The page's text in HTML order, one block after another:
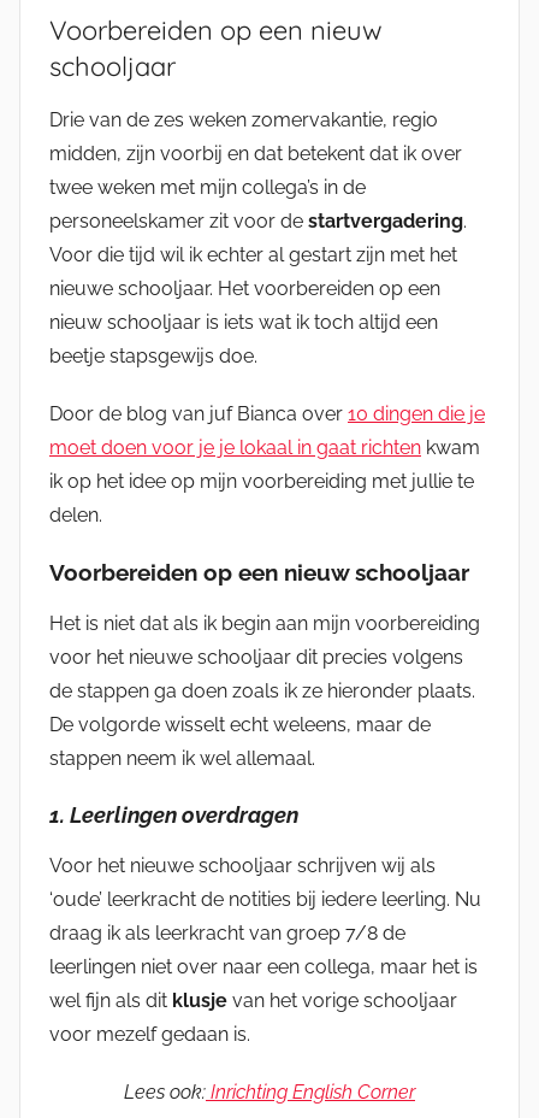
Voorbereiden op een nieuw
schooljaar
Drie van de zes weken zomervakantie, regio
midden, zijn voorbij en dat betekent dat ik over
twee weken met mijn collega’s in de
personeelskamer zit voor de startvergadering.
Voor die tijd wil ik echter al gestart zijn met het
nieuwe schooljaar. Het voorbereiden op een
nieuw schooljaar is iets wat ik toch altijd een
beetje stapsgewijs doe.
Door de blog van juf Bianca over 10 dingen die je
moet doen voor je je lokaal in gaat richten kwam
ik op het idee op mijn voorbereiding met jullie te
delen.
Voorbereiden op een nieuw schooljaar
Het is niet dat als ik begin aan mijn voorbereiding
voor het nieuwe schooljaar dit precies volgens
de stappen ga doen zoals ik ze hieronder plaats.
De volgorde wisselt echt weleens, maar de
stappen neem ik wel allemaal.
1. Leerlingen overdragen
Voor het nieuwe schooljaar schrijven wij als
‘oude’ leerkracht de notities bij iedere leerling. Nu
draag ik als leerkracht van groep 7/8 de
leerlingen niet over naar een collega, maar het is
wel fijn als dit klusje van het vorige schooljaar
voor mezelf gedaan is.
Lees ook: Inrichting English Corner